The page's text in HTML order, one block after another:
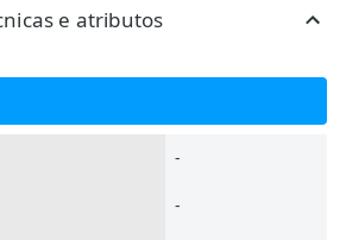
e atributos
-
-